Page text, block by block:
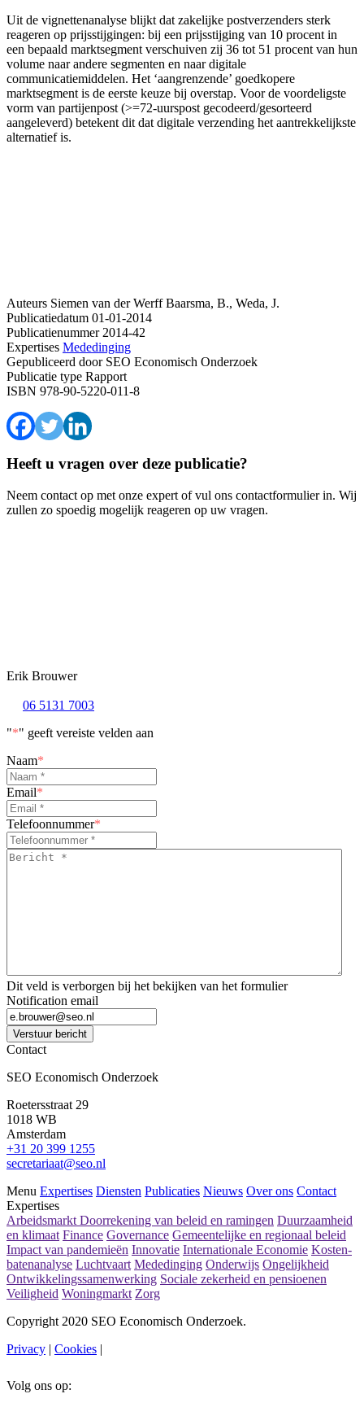
Uit de vignettenanalyse blijkt dat zakelijke postverzenders sterk
reageren op prijsstijgingen: bij een prijsstijging van 10 procent in
een bepaald marktsegment verschuiven zij 36 tot 51 procent van hun
volume naar andere segmenten en naar digitale
communicatiemiddelen. Het ‘aangrenzende’ goedkopere
marktsegment is de eerste keuze bij overstap. Voor de voordeligste
vorm van partijenpost (>=72-uurspost gecodeerd/gesorteerd
aangeleverd) betekent dit dat digitale verzending het aantrekkelijkste
alternatief is.
Auteurs Siemen van der Werff Baarsma, B., Weda, J.
Publicatiedatum 01-01-2014
Publicatienummer2014-42
Expertises Mededinging
Gepubliceerd doorSEO Economisch Onderzoek
Publicatie type Rapport
ISBN 978-90-5220-011-8
Heeft u vragen over deze publicatie?
Neem contact op met onze expert of vul ons contactformulier in. Wij
zullen zo spoedig mogelijk reageren op uw vragen.
Erik Brouwer
06 5131 7003
"*" geeft vereiste velden aan
Naam*
Email*
Telefoonnummer*
Bericht
Dit veld is verborgen bij het bekijken van het formulier
Notification email
Verstuur bericht
Contact
SEO Economisch Onderzoek
Roetersstraat 29
1018 WB
Amsterdam
+31 20 399 1255
secretariaat@seo.nl
Menu Expertises Diensten Publicaties Nieuws Over ons Contact
Expertises
Arbeidsmarkt Doorrekening van beleid en ramingen Duurzaamheid
en klimaat Finance Governance Gemeentelijke en regionaal beleid
Impact van pandemieën Innovatie Internationale Economie Kosten-
batenanalyse Luchtvaart Mededinging Onderwijs Ongelijkheid
Ontwikkelingssamenwerking Sociale zekerheid en pensioenen
Veiligheid Woningmarkt Zorg
Copyright 2020 SEO Economisch Onderzoek.
Privacy | Cookies |
Volg ons op: